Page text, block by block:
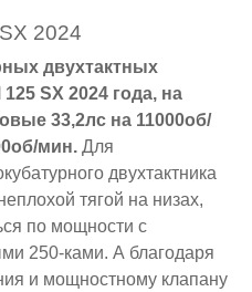
2024
двухтактных
SX 2024 года, на
33,2лс на 11000об/
мин. Для
двухтактника
тягой на низах,
по мощности с
250-ками. А благодаря
и мощностному клапану